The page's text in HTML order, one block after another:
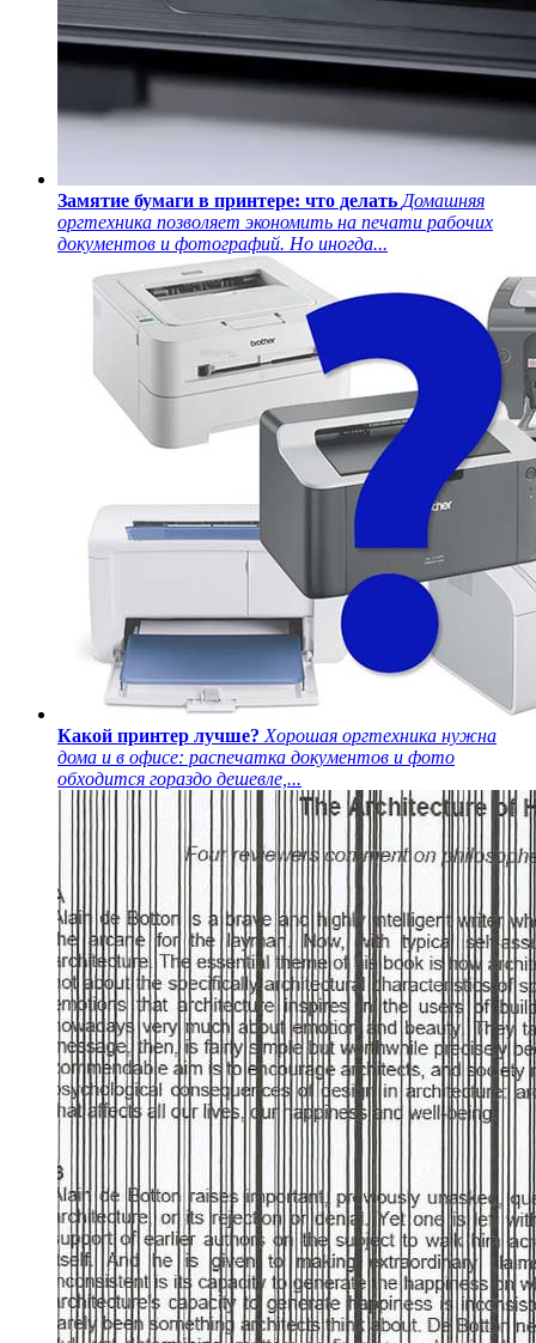
Замятие бумаги в принтере: что делать Домашняя
оргтехника позволяет экономить на печати рабочих
документов и фотографий. Но иногда...
Какой принтер лучше? Хорошая оргтехника нужна
дома и в офисе: распечатка документов и фото
обходится гораздо дешевле,...